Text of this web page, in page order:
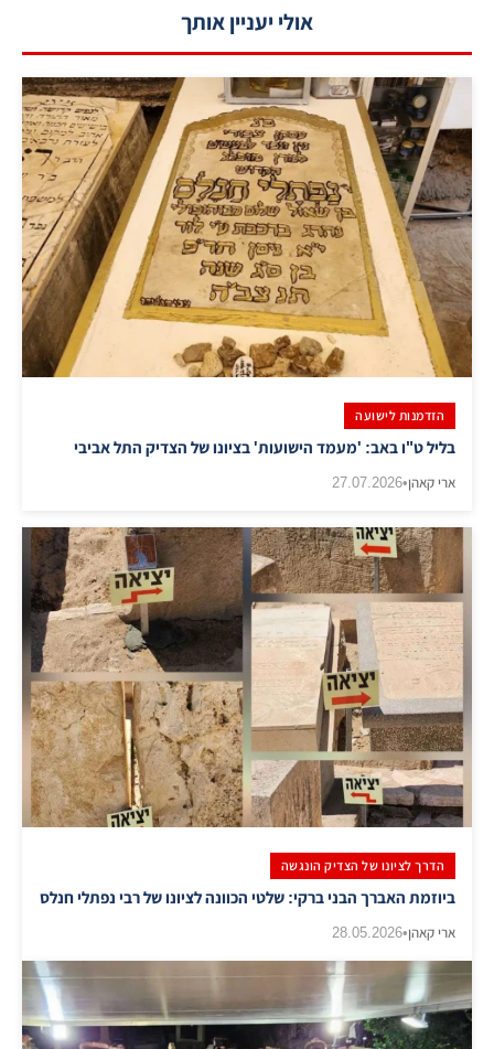
אולי יעניין אותך
הזדמנות לישועה
בליל ט"ו באב: 'מעמד הישועות' בציונו של הצדיק התל אביבי
ארי קאהן•
27.07.2026
הדרך לציונו של הצדיק הונגשה
ביוזמת האברך הבני ברקי: שלטי הכוונה לציונו של רבי נפתלי חנלס
ארי קאהן•
28.05.2026